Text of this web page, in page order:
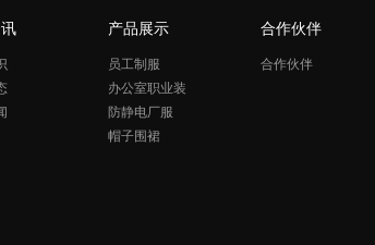
产品展示
员工制服
办公室职业装
防静电厂服
帽子围裙
合作伙伴
合作伙伴